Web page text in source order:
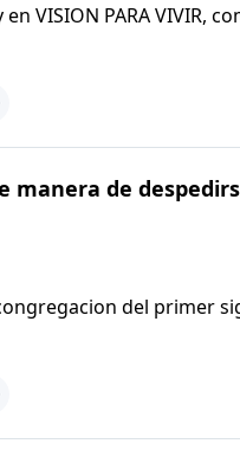
en VISION PARA
UN ESTUDIO DE 2
titulo: "ESTIMULOS
manera de
del primer
Daban cuentas de si mismos unos con
relaciones